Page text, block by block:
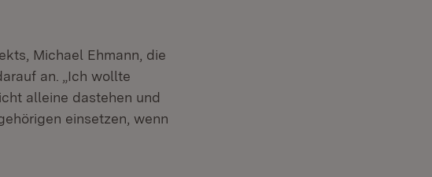
Michael Ehmann, die
an. „Ich wollte
alleine dastehen und
einsetzen, wenn